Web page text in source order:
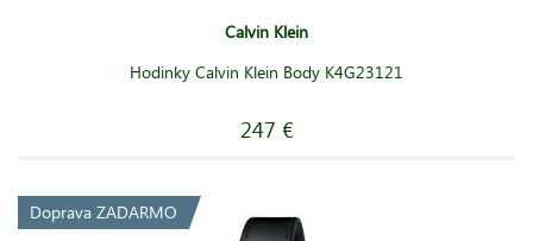
Calvin Klein
Hodinky Calvin Klein Body K4G23121
247 €
Doprava ZADARMO